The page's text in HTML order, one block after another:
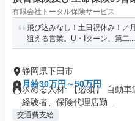
有限会社トータル保険サービス
飛び込みなし！土日祝休み！／
狙える営業。U・Iターン、第二...
静岡県下田市
月給30万円～50万円
求める人材: 【必須】 自動
経験者、保険代理店勤...
交通費支給